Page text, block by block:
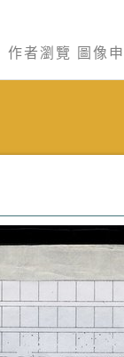
作者瀏覽 圖像